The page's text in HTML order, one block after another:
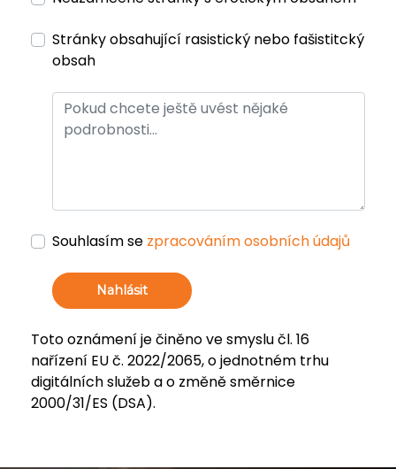
Stránky obsahující rasistický nebo fašistitcký
obsah
Souhlasím se zpracováním osobních údajů
Nahlásit
Toto oznámení je činěno ve smyslu čl. 16
nařízení EU č. 2022/2065, o jednotném trhu
digitálních služeb a o změně směrnice
2000/31/ES (DSA).